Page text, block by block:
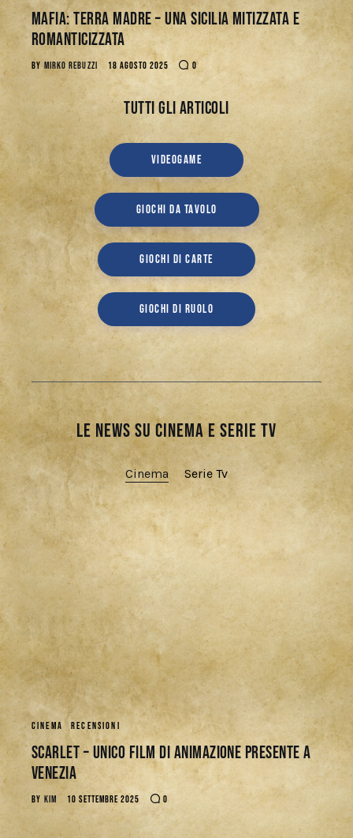
Mafia: Terra Madre – Una Sicilia mitizzata e
romanticizzata
BY MIRKO REBUZZI 18 AGOSTO 2025 0
Tutti gli articoli
VIDEOGAME
GIOCHI DA TAVOLO
GIOCHI DI CARTE
GIOCHI DI RUOLO
Le news su cinema e serie tv
Cinema Serie Tv
CINEMA RECENSIONI
Scarlet – Unico film di animazione presente a
Venezia
BY KIM 10 SETTEMBRE 2025 0